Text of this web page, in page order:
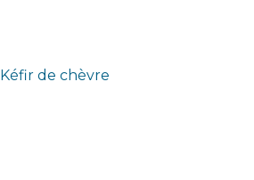
Kéfir de chèvre